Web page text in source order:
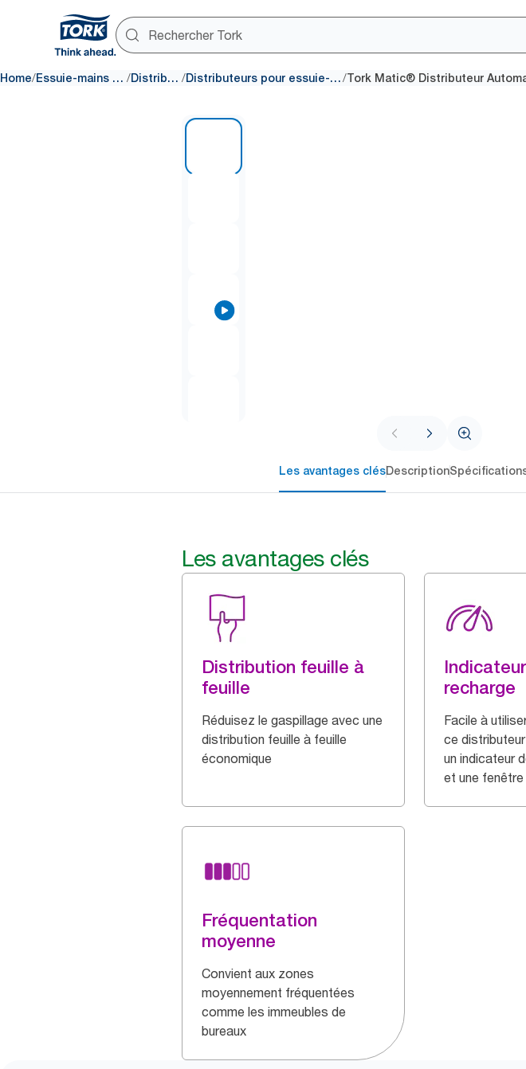
Home/ Essuie-mains en papier / Distributeurs / Distributeurs pour essuie-mains rouleau/
Les avantages clésDescription
Les avantages clés
Distribution feuille à
feuille
Réduisez le gaspillage avec une
distribution feuille à feuille
économique
recharge
Facile à
ce
un indicateur
et une
Fréquentation
moyenne
Convient aux zones
moyennement fréquentées
comme les immeubles de
bureaux